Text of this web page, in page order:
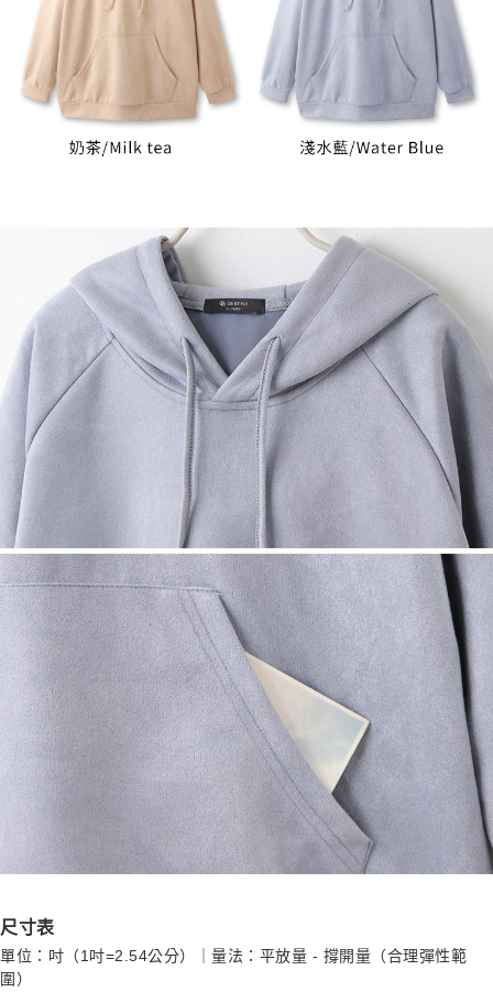
尺寸表
單位：吋（1吋=2.54公分）｜量法：平放量 - 撐開量（合理彈性範
圍）